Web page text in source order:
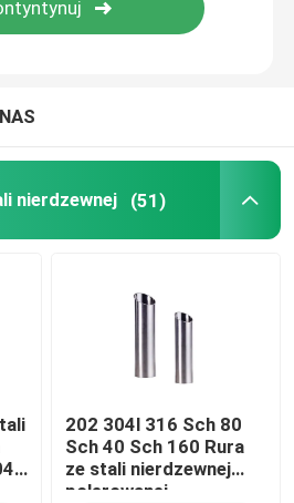
nierdzewnej (51)
202 304l 316 Sch 80
Sch 40 Sch 160 Rura
ze stali nierdzewnej
polerowanej